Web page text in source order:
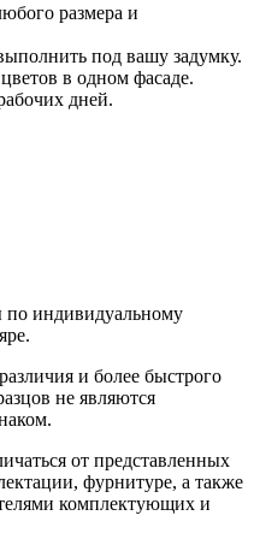
размера и
под вашу задумку.
в одном фасаде.
дней.
по индивидуальному
и более быстрого
не являются
от представленных
фурнитуре, а также
комплектующих и